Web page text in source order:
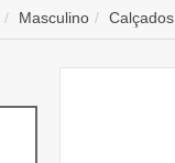
Masculino Calçados